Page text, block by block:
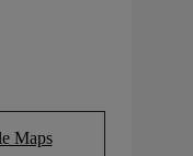
Maps
tab)